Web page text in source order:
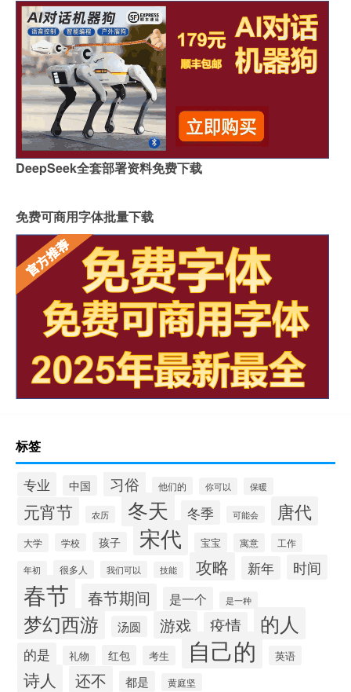
DeepSeek全套部署资料免费下载
免费可商用字体批量下载
标签
专业 中国 习俗 他们的 你可以 保暖
元宵节 农历 冬天 冬季 可能会 唐代
大学 学校 孩子 宋代 宝宝 寓意 工作
年初 很多人 我们可以 技能 攻略 新年 时间
春节 春节期间 是一个 是一种
梦幻西游 汤圆 游戏 疫情 的人
的是 礼物 红包 考生 自己的 英语
诗人 还不 都是 黄庭坚